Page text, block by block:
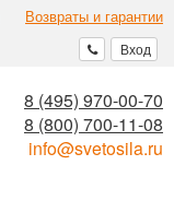
Возвраты и гарантии
Вход
8 (495) 970-00-70
8 (800) 700-11-08
info@svetosila.ru